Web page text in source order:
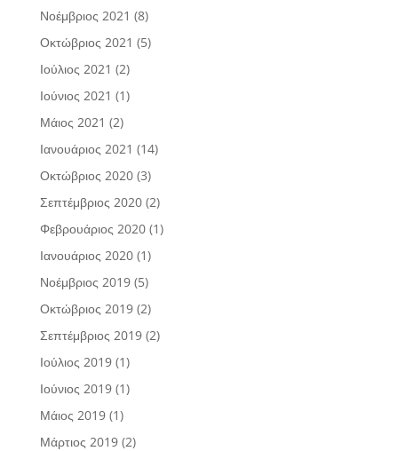
Νοέμβριος 2021 (8)
Οκτώβριος 2021 (5)
Ιούλιος 2021 (2)
Ιούνιος 2021 (1)
Μάιος 2021 (2)
Ιανουάριος 2021 (14)
Οκτώβριος 2020(3)
Σεπτέμβριος 2020(2)
Φεβρουάριος 2020(1)
Ιανουάριος 2020(1)
Νοέμβριος 2019(5)
Οκτώβριος 2019(2)
Σεπτέμβριος 2019(2)
Ιούλιος 2019(1)
Ιούνιος 2019(1)
Μάιος 2019(1)
Μάρτιος 2019(2)